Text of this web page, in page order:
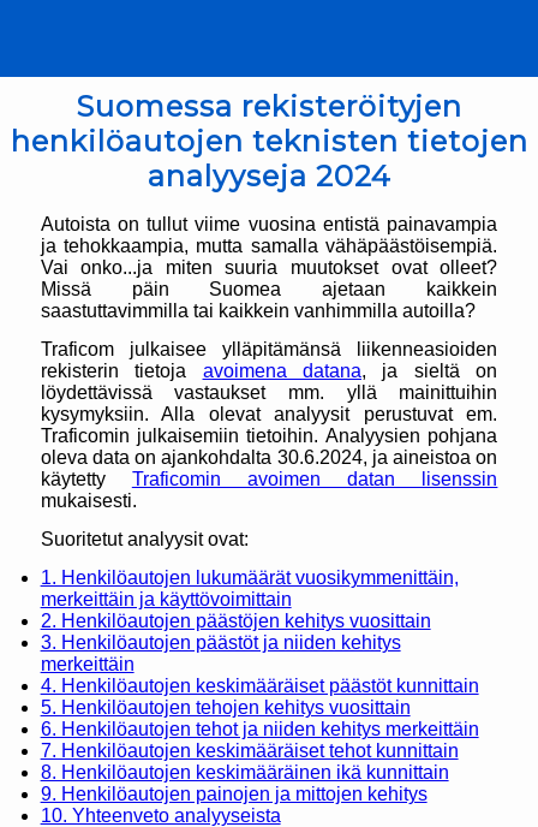
Suomessa rekisteröityjen
henkilöautojen teknisten tietojen
analyyseja 2024
Autoista on tullut viime vuosina entistä painavampia
ja tehokkaampia, mutta samalla vähäpäästöisempiä.
Vai onko...ja miten suuria muutokset ovat olleet?
Missä päin Suomea ajetaan kaikkein
saastuttavimmilla tai kaikkein vanhimmilla autoilla?
Traficom julkaisee ylläpitämänsä liikenneasioiden
rekisterin tietoja avoimena datana, ja sieltä on
löydettävissä vastaukset mm. yllä mainittuihin
kysymyksiin. Alla olevat analyysit perustuvat em.
Traficomin julkaisemiin tietoihin. Analyysien pohjana
oleva data on ajankohdalta 30.6.2024, ja aineistoa on
käytetty Traficomin avoimen datan lisenssin
mukaisesti.
Suoritetut analyysit ovat:
1. Henkilöautojen lukumäärät vuosikymmenittäin,
merkeittäin ja käyttövoimittain
2. Henkilöautojen päästöjen kehitys vuosittain
3. Henkilöautojen päästöt ja niiden kehitys
merkeittäin
4. Henkilöautojen keskimääräiset päästöt kunnittain
5. Henkilöautojen tehojen kehitys vuosittain
6. Henkilöautojen tehot ja niiden kehitys merkeittäin
7. Henkilöautojen keskimääräiset tehot kunnittain
8. Henkilöautojen keskimääräinen ikä kunnittain
9. Henkilöautojen painojen ja mittojen kehitys
10. Yhteenveto analyyseista